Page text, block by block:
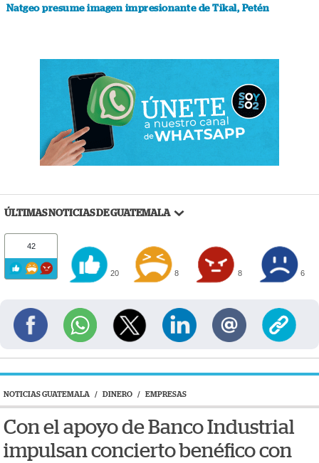
Natgeo presume imagen impresionante de Tikal, Petén
ÚLTIMAS NOTICIAS DE GUATEMALA
42
20 8 8 6
NOTICIAS GUATEMALA / DINERO / EMPRESAS
Con el apoyo de Banco Industrial
impulsan concierto benéfico con